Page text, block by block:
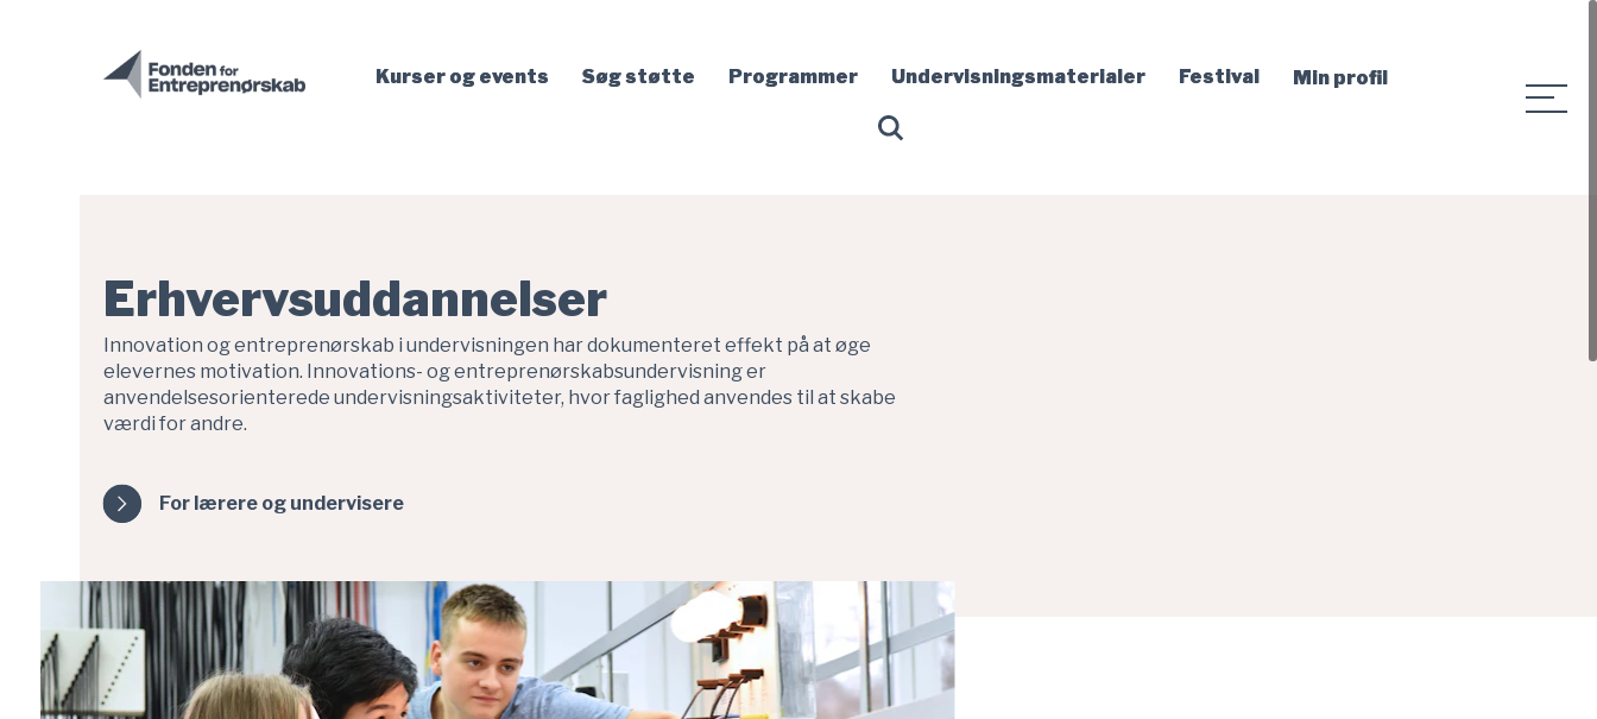
Gå til hovedindhold
Kurser og events Søg støtte Programmer Undervisningsmaterialer Festival Min profil
Erhvervsuddannelser
Innovation og entreprenørskab i undervisningen har dokumenteret effekt på at øge
elevernes motivation. Innovations- og entreprenørskabsundervisning er
anvendelsesorienterede undervisningsaktiviteter, hvor faglighed anvendes til at skabe
værdi for andre.
For lærere og undervisere